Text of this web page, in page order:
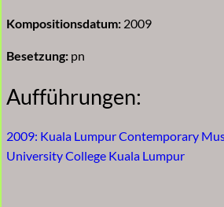
Kompositionsdatum: 2009
Besetzung: pn
Aufführungen:
2009: Kuala Lumpur Contemporary
University College Kuala Lumpur